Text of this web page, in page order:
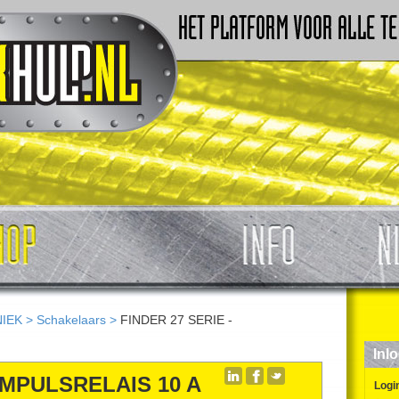
> Schakelaars > FINDER 27 SERIE -
10 A